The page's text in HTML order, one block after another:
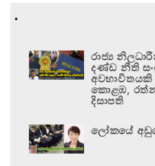
.
රාජ්‍ය
දණ්ඩ නීති
කොළඹ,
දිසාපති
ලෝකයේ